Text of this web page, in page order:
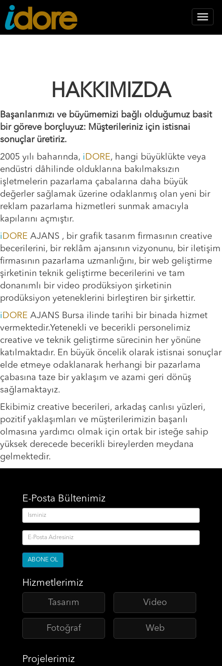
HAKKIMIZDA
Başarılarımızı ve büyümemizi bağlı olduğumuz basit
bir göreve borçluyuz: Müşterileriniz için istisnai
sonuçlar üretiriz.
2005 yılı baharında, i DORE, hangi büyüklükte veya
endüstri dâhilinde olduklarına bakılmaksızın
işletmelerin pazarlama çabalarına daha büyük
değerler sağlamak üzerine odaklanmış olan yeni bir
reklam pazarlama hizmetleri sunmak amacıyla
kapılarını açmıştır.
i DORE AJANS , bir grafik tasarım firmasının creative
becerilerini, bir reklâm ajansının vizyonunu, bir iletişim
firmasının pazarlama uzmanlığını, bir web geliştirme
şirketinin teknik geliştirme becerilerini ve tam
donanımlı bir video prodüksiyon şirketinin
prodüksiyon yeteneklerini birleştiren bir şirkettir.
i DORE AJANS Bursa ilinde tarihi bir binada hizmet
vermektedir.Yetenekli ve becerikli personelimiz
creative ve teknik geliştirme sürecinin her yönüne
katılmaktadır. En büyük öncelik olarak istisnai sonuçlar
elde etmeye odaklanarak herhangi bir pazarlama
çabasına taze bir yaklaşım ve azami geri dönüş
sağlamaktayız.
Ekibimiz creative becerileri, arkadaş canlısı yüzleri,
pozitif yaklaşımları ve müşterilerimizin başarılı
olmasına yardımcı olmak için ortak bir isteğe sahip
yüksek derecede becerikli bireylerden meydana
gelmektedir.
E-Posta Bültenimiz
ABONE OL
Hizmetlerimiz
Tasarım Video
Fotoğraf Web
Projelerimiz